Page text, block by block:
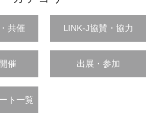
共催 LINK-J協賛・協力
催 出展・参加
ト一覧